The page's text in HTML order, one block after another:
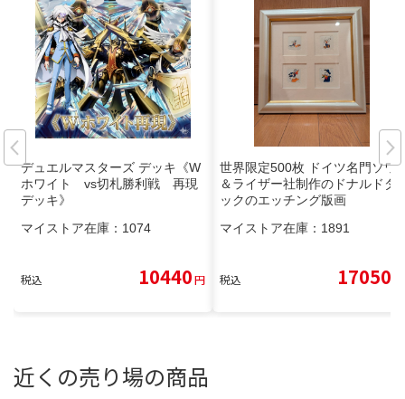
デュエルマスターズ デッキ《W
ホワイト vs切札勝利戦 再現
デッキ》
マイストア在庫： 1074
税込 10440円
世界限定500枚 ドイツ名門ソワ
＆ライザー社制作のドナルドダ
ックのエッチング版画
マイストア在庫： 1891
税込 17050
近くの売り場の商品